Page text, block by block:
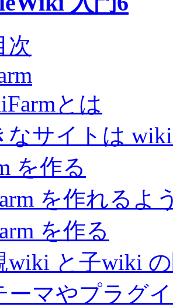
次
とは
なサイトは
を作る
を作れるよ
を作る
wiki と子wiki
ーマやプラグ